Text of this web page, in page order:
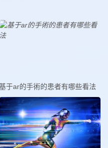
于ar的手術的患者有哪些看法